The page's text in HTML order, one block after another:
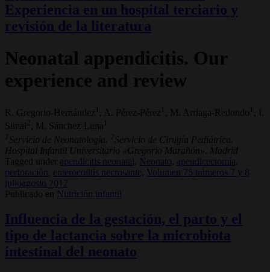
Experiencia en un hospital terciario y
revisión de la literatura
Neonatal appendicitis. Our
experience and review
R. Gregorio-Hernández 1 , A. Pérez-Pérez 1 , M. Arriaga-Redondo 1
, I.
Simal
, M. Sánchez-Luna 1
1 Servicio de Neonatología. 2 Servicio de Cirugía Pediátrica.
Hospital Infantil Universitario «Gregorio Marañón». Madrid
Tagged under
apendicitis neonatal, Neonato, apendicectomía,
perforación,
enterocolitis necrosante,
Volumen 75 números 7 y 8
julioagosto 2017
Publicado en
Nutrición infantil
Influencia de la gestación, el parto y el
tipo de lactancia sobre la microbiota
intestinal del neonato